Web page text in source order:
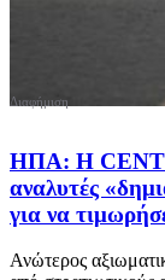
ΗΠΑ: H
αναλυτές
για να
Ανώτερος